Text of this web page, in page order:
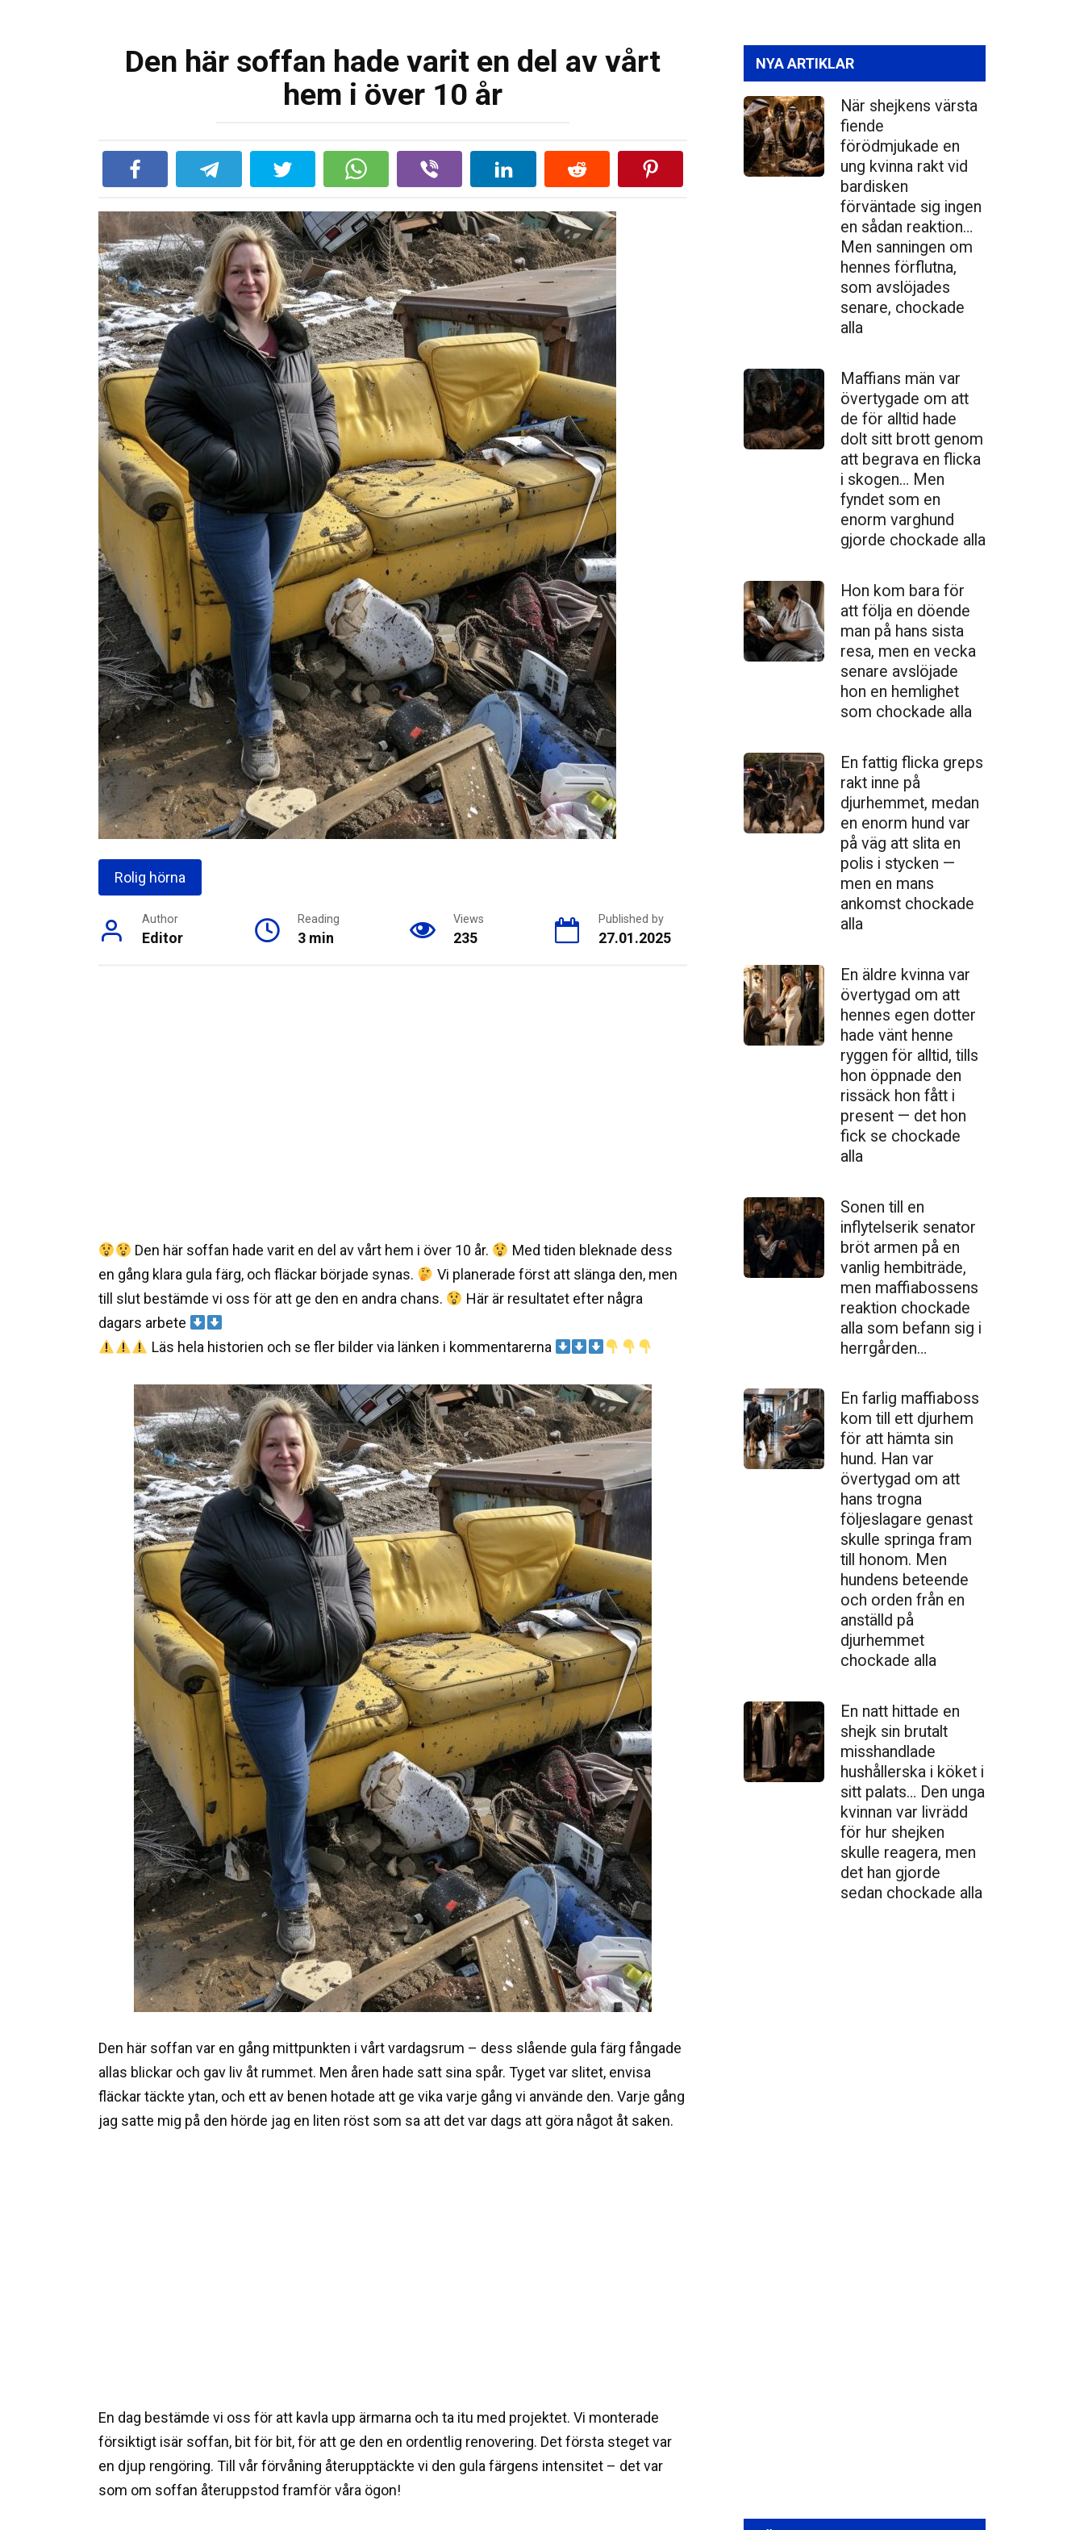
Den här soffan hade varit en del av vårt
hem i över 10 år
Rolig hörna
Author
Editor
Reading
3 min
Views
235
Published by
27.01.2025
Den här soffan hade varit en del av vårt hem i över 10 år.
Med tiden bleknade dess
en gång klara gula färg, och fläckar började synas.
Vi planerade först att slänga den, men
till slut bestämde vi oss för att ge den en andra chans.
Här är resultatet efter några
dagars arbete
Läs hela historien och se fler bilder via länken i kommentarerna
Den här soffan var en gång mittpunkten i vårt vardagsrum – dess slående gula färg fångade
allas blickar och gav liv åt rummet. Men åren hade satt sina spår. Tyget var slitet, envisa
fläckar täckte ytan, och ett av benen hotade att ge vika varje gång vi använde den. Varje gång
jag satte mig på den hörde jag en liten röst som sa att det var dags att göra något åt saken.
En dag bestämde vi oss för att kavla upp ärmarna och ta itu med projektet. Vi monterade
försiktigt isär soffan, bit för bit, för att ge den en ordentlig renovering. Det första steget var
en djup rengöring. Till vår förvåning återupptäckte vi den gula färgens intensitet – det var
som om soffan återuppstod framför våra ögon!
NYA ARTIKLAR
När shejkens värsta
fiende
förödmjukade en
ung kvinna rakt vid
bardisken
förväntade sig ingen
en sådan reaktion…
Men sanningen om
hennes förflutna,
som avslöjades
senare, chockade
alla
Maffians män var
övertygade om att
de för alltid hade
dolt sitt brott genom
att begrava en flicka
i skogen… Men
fyndet som en
enorm varghund
gjorde chockade alla
Hon kom bara för
att följa en döende
man på hans sista
resa, men en vecka
senare avslöjade
hon en hemlighet
som chockade alla
En fattig flicka greps
rakt inne på
djurhemmet, medan
en enorm hund var
på väg att slita en
polis i stycken —
men en mans
ankomst chockade
alla
En äldre kvinna var
övertygad om att
hennes egen dotter
hade vänt henne
ryggen för alltid, tills
hon öppnade den
ris­säck hon fått i
present — det hon
fick se chockade
alla
Sonen till en
inflytelserik senator
bröt armen på en
vanlig hembiträde,
men maffiabossens
reaktion chockade
alla som befann sig i
herrgården…
En farlig maffiaboss
kom till ett djurhem
för att hämta sin
hund. Han var
övertygad om att
hans trogna
följeslagare genast
skulle springa fram
till honom. Men
hundens beteende
och orden från en
anställd på
djurhemmet
chockade alla
En natt hittade en
shejk sin brutalt
misshandlade
hushållerska i köket i
sitt palats… Den unga
kvinnan var livrädd
för hur shejken
skulle reagera, men
det han gjorde
sedan chockade alla